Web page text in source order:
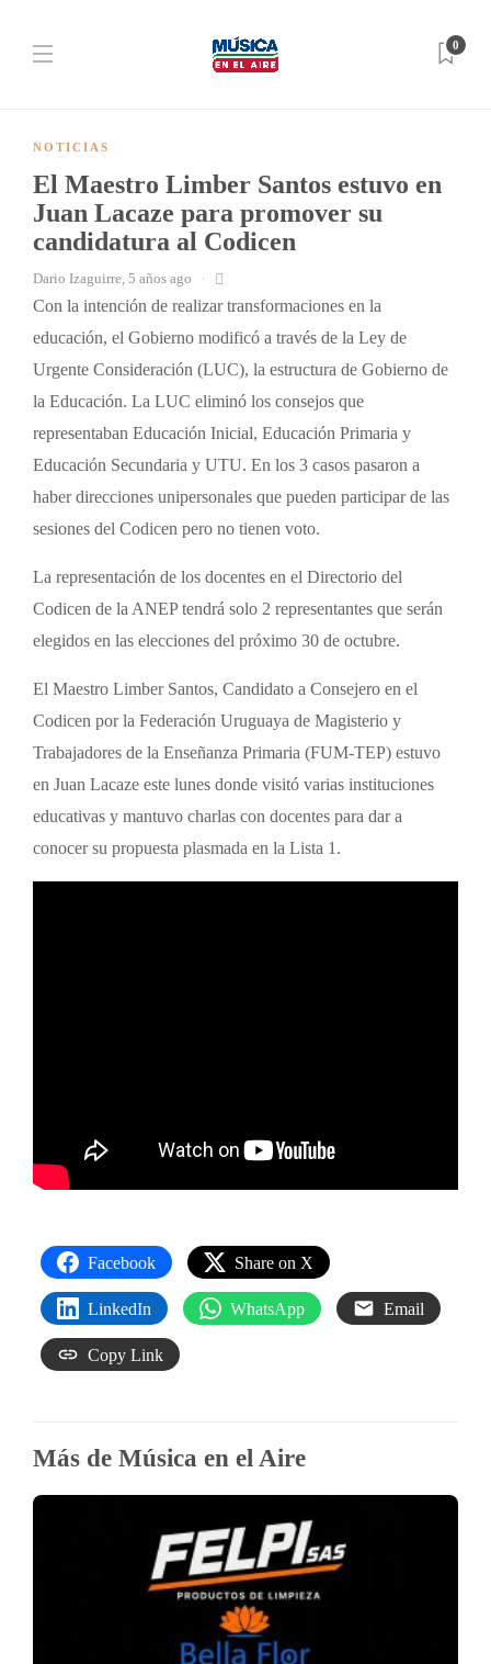
0
NOTICIAS
El Maestro Limber Santos estuvo en
Juan Lacaze para promover su
candidatura al Codicen
Dario Izaguirre, 5 años ago
Con la intención de realizar transformaciones en la
educación, el Gobierno modificó a través de la Ley de
Urgente Consideración (LUC), la estructura de Gobierno de
la Educación. La LUC eliminó los consejos que
representaban Educación Inicial, Educación Primaria y
Educación Secundaria y UTU. En los 3 casos pasaron a
haber direcciones unipersonales que pueden participar de las
sesiones del Codicen pero no tienen voto.
La representación de los docentes en el Directorio del
Codicen de la ANEP tendrá solo 2 representantes que serán
elegidos en las elecciones del próximo 30 de octubre.
El Maestro Limber Santos, Candidato a Consejero en el
Codicen por la Federación Uruguaya de Magisterio y
Trabajadores de la Enseñanza Primaria (FUM-TEP) estuvo
en Juan Lacaze este lunes donde visitó varias instituciones
educativas y mantuvo charlas con docentes para dar a
conocer su propuesta plasmada en la Lista 1.
Facebook Share on X
LinkedIn WhatsApp Email
Copy Link
Más de Música en el Aire